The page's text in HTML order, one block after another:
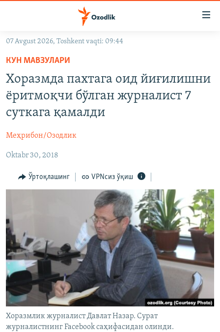
Асосий
навигацияга
ўтинг
Қидиришга
ўтинг
OZODARXIV
На русском
ИЖТИМОИЙ ТАРМОҚЛАР
Озодлик бошқа тилларда
07 Avgust 2026, Toshkent vaqti: 09:44
КУН МАВЗУЛАРИ
Хоразмда пахтага оид йиғилишни
ёритмоқчи бўлган журналист 7
суткага қамалди
Меҳрибон/Озодлик
Oktabr 30, 2018
Ўртоқлашинг VPNсиз ўқиш
Хоразмлик журналист Давлат Назар. Сурат
журналистнинг Facebook саҳифасидан олинди.